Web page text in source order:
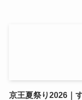
京王夏祭り2026｜